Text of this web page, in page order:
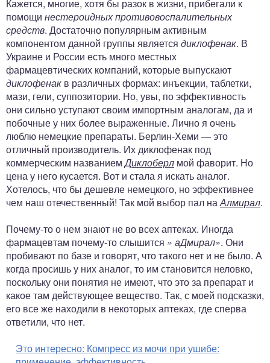
Кажется, многие, хотя бы разок в жизни, прибегали к
помощи нестероидных противовоспалительных
средств. Достаточно популярным активным
компонентом данной группы является диклофенак. В
Украине и России есть много местных
фармацевтических компаний, которые выпускают
диклофенак в различных формах: инъекции, таблетки,
мази, гели, суппозитории. Но, увы, по эффективность
они сильно уступают своим импортным аналогам, да и
побочные у них более выраженные. Лично я очень
люблю немецкие препараты. Берлин-Хеми — это
отличный производитель. Их диклофенак под
коммерческим названиемДиклоберл мой фаворит. Но
цена у него кусается. Вот и стала я искать аналог.
Хотелось, что бы дешевле немецкого, но эффективнее
чем наш отечественный! Так мой выбор пал наАлмирал.
Почему-то о нем знают не во всех аптеках. Иногда
фармацевтам почему-то слышится » аДмирал». Они
пробивают по базе и говорят, что такого нет и не было. А
когда просишь у них аналог, то им становится неловко,
поскольку они понятия не имеют, что это за препарат и
какое там действующее вещество. Так, с моей подсказки,
его все же находили в некоторых аптеках, где сперва
ответили, что нет.
Это интересно: Компресс из мочи при ушибе: